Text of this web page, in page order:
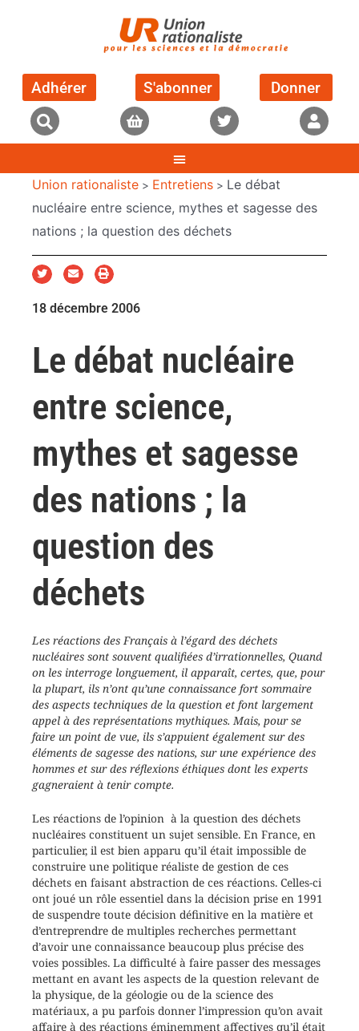
Adhérer S'abonner Donner
Union rationaliste > Entretiens > Le débat
nucléaire entre science, mythes et sagesse des
nations ; la question des déchets
18 décembre 2006
Le débat nucléaire
entre science,
mythes et sagesse
des nations ; la
question des
déchets
Les réactions des Français à l’égard des déchets
nucléaires sont souvent qualifiées d’irrationnelles, Quand
on les interroge longuement, il apparaît, certes, que, pour
la plupart, ils n’ont qu’une connaissance fort sommaire
des aspects techniques de la question et font largement
appel à des représentations mythiques. Mais, pour se
faire un point de vue, ils s’appuient également sur des
éléments de sagesse des nations, sur une expérience des
hommes et sur des réflexions éthiques dont les experts
gagneraient à tenir compte.
Les réactions de l’opinion à la question des déchets
nucléaires constituent un sujet sensible. En France, en
particulier, il est bien apparu qu’il était impossible de
construire une politique réaliste de gestion de ces
déchets en faisant abstraction de ces réactions. Celles-ci
ont joué un rôle essentiel dans la décision prise en 1991
de suspendre toute décision définitive en la matière et
d’entreprendre de multiples recherches permettant
d’avoir une connaissance beaucoup plus précise des
voies possibles. La difficulté à faire passer des messages
mettant en avant les aspects de la question relevant de
la physique, de la géologie ou de la science des
matériaux, a pu parfois donner l’impression qu’on avait
affaire à des réactions éminemment affectives qu’il était